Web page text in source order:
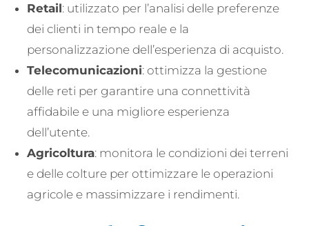
Retail: utilizzato per l’analisi delle preferenze
dei clienti in tempo reale e la
personalizzazione dell’esperienza di acquisto.
Telecomunicazioni: ottimizza la gestione
delle reti per garantire una connettività
affidabile e una migliore esperienza
dell’utente.
Agricoltura: monitora le condizioni dei terreni
e delle colture per ottimizzare le operazioni
agricole e massimizzare i rendimenti.